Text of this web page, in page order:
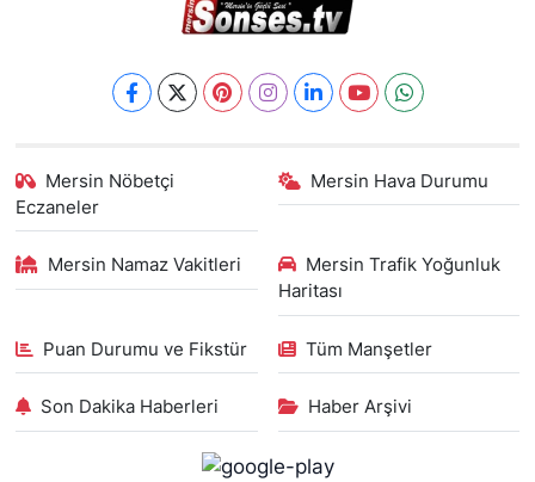
Mersin Nöbetçi
Eczaneler
Mersin Hava Durumu
Mersin Namaz Vakitleri
Mersin Trafik Yoğunluk
Haritası
Puan Durumu ve Fikstür Tüm Manşetler
Son Dakika Haberleri Haber Arşivi